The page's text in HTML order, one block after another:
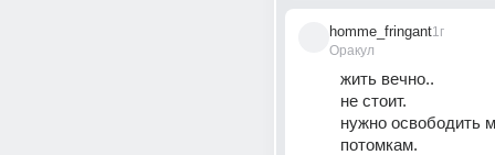
homme_fringant
Оракул
1г
жить вечно..
не стоит.
нужно освободить
потомкам.